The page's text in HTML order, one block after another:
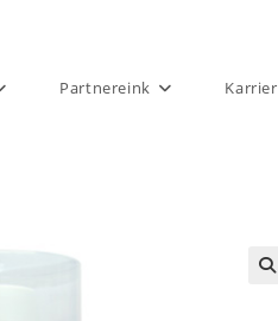
Partnereink Karrier